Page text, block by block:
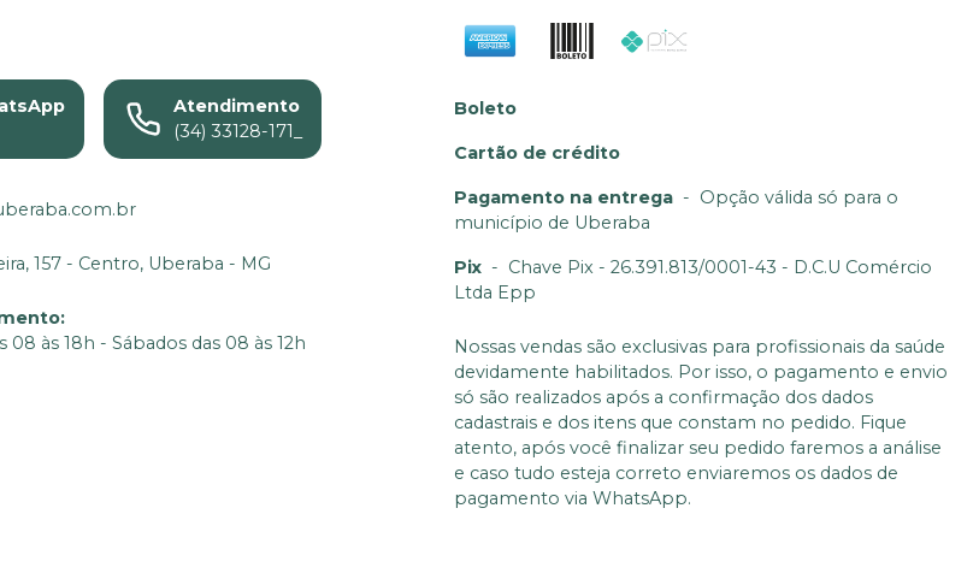
Atendimento
(34) 33128-171_
157 - Centro, Uberaba - MG
:
08 às 18h - Sábados das 08 às 12h
Boleto
Cartão de crédito
Pagamento na entrega - Opção válida só para o
município de Uberaba
Pix - Chave Pix - 26.391.813/0001-43 - D.C.U Comércio
Ltda Epp
Nossas vendas são exclusivas para profissionais da saúde
devidamente habilitados. Por isso, o pagamento e envio
só são realizados após a confirmação dos dados
cadastrais e dos itens que constam no pedido. Fique
atento, após você finalizar seu pedido faremos a análise
e caso tudo esteja correto enviaremos os dados de
pagamento via WhatsApp.